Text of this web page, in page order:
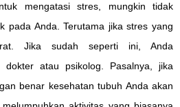
mengatasi stres, mungkin tidak
pada Anda. Terutama jika stres yang
Jika sudah seperti ini, Anda
dokter atau psikolog. Pasalnya, jika
benar kesehatan tubuh Anda akan